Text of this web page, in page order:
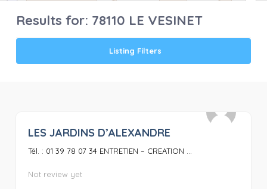
Results for: 78110 LE VESINET
Listing Filters
LES JARDINS D’ALEXANDRE
Tél. : 01 39 78 07 34 ENTRETIEN – CREATION ...
Not review yet